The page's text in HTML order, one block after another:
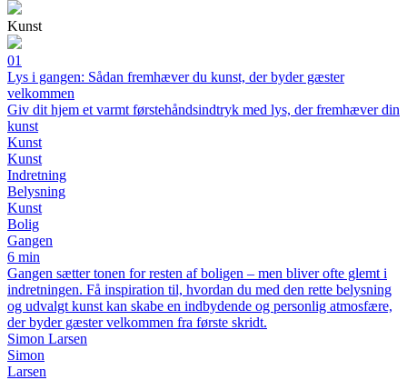
Kunst
01
Lys i gangen: Sådan fremhæver du kunst, der byder gæster
velkommen
Giv dit hjem et varmt førstehåndsindtryk med lys, der fremhæver din
kunst
Kunst
Kunst
Indretning
Belysning
Kunst
Bolig
Gangen
6 min
Gangen sætter tonen for resten af boligen – men bliver ofte glemt i
indretningen. Få inspiration til, hvordan du med den rette belysning
og udvalgt kunst kan skabe en indbydende og personlig atmosfære,
der byder gæster velkommen fra første skridt.
Simon Larsen
Simon
Larsen